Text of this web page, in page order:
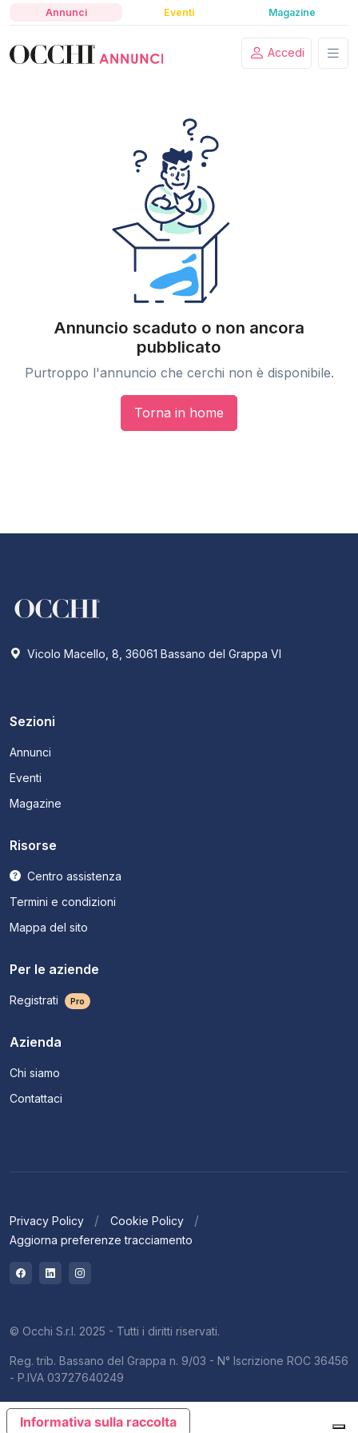
Annunci Eventi Magazine
Accedi
Annuncio scaduto o non ancora
pubblicato
Purtroppo l'annuncio che cerchi non è disponibile.
Torna in home
Vicolo Macello, 8, 36061 Bassano del Grappa VI
Sezioni
Annunci
Eventi
Magazine
Risorse
Centro assistenza
Termini e condizioni
Mappa del sito
Per le aziende
Registrati Pro
Azienda
Chi siamo
Contattaci
Privacy Policy
Cookie Policy
Aggiorna preferenze tracciamento
© Occhi S.r.l. 2025 - Tutti i diritti riservati.
Reg. trib. Bassano del Grappa n. 9/03 - N° Iscrizione ROC 36456
- P.IVA 03727640249
Informativa sulla raccolta